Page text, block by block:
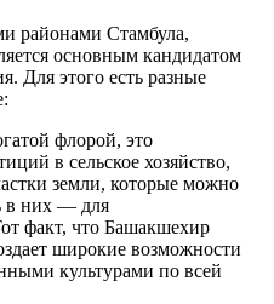
районами Стамбула,
основным кандидатом
Для этого есть разные
флорой, это
в сельское хозяйство,
земли, которые можно
в них — для
факт, что Башакшехир
широкие возможности
культурами по всей